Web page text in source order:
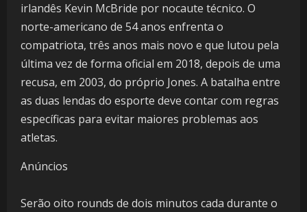
irlandês Kevin McBride por nocaute técnico. O
norte-americano de 54 anos enfrenta o
compatriota, três anos mais novo e que lutou pela
última vez de forma oficial em 2018, depois de uma
recusa, em 2003, do próprio Jones. A batalha entre
as duas lendas do esporte deve contar com regras
específicas para evitar maiores problemas aos
atletas.
Anúncios
Serão oito rounds de dois minutos cada durante o